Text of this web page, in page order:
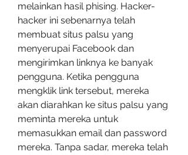
melainkan hasil phising. Hacker-
hacker ini sebenarnya telah
membuat situs palsu yang
menyerupai Facebook dan
mengirimkan linknya ke banyak
pengguna. Ketika pengguna
mengklik link tersebut, mereka
akan diarahkan ke situs palsu yang
meminta mereka untuk
memasukkan email dan password
mereka. Tanpa sadar, mereka telah